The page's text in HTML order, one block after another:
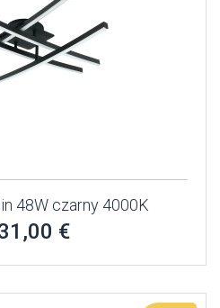
48W czarny 4000K
€